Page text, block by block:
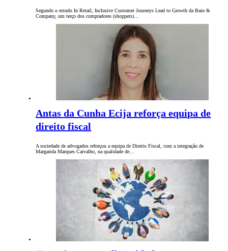
Segundo o estudo In Retail, Inclusive Customer Journeys Lead to Growth da Bain &
Company, um terço dos compradores (shoppers)…
Antas da Cunha Ecija reforça equipa de
direito fiscal
A sociedade de advogados reforçou a equipa de Direito Fiscal, com a integração de
Margarida Marques Carvalho, na qualidade de…